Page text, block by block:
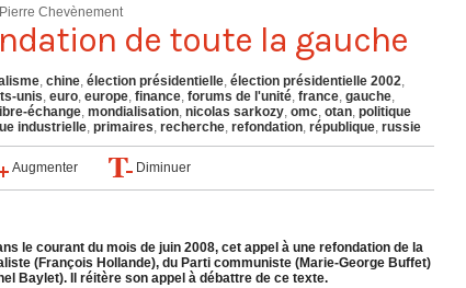
Chevènement
de toute la gauche
, chine, élection présidentielle, élection présidentielle 2002,
unis, euro, europe, finance, forums de l'unité, france, gauche,
libre-échange, mondialisation, nicolas sarkozy, omc, otan, politique
industrielle, primaires, recherche, refondation, république, russie
Augmenter Diminuer
le courant du mois de juin 2008, cet appel à une refondation de la
(François Hollande), du Parti communiste (Marie-George Buffet)
Baylet). Il réitère son appel à débattre de ce texte.